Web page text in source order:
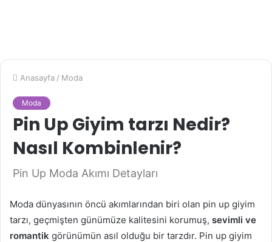
Anasayfa / Moda
Moda
Pin Up Giyim tarzı Nedir?
Nasıl Kombinlenir?
Pin Up Moda Akımı Detayları
Moda dünyasının öncü akımlarından biri olan pin up giyim
tarzı, geçmişten günümüze kalitesini korumuş, sevimli ve
romantik görünümün asıl olduğu bir tarzdır. Pin up giyim